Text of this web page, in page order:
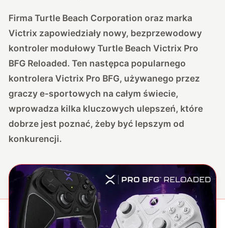
Firma Turtle Beach Corporation oraz marka
Victrix zapowiedziały nowy, bezprzewodowy
kontroler modułowy Turtle Beach Victrix Pro
BFG Reloaded. Ten następca popularnego
kontrolera Victrix Pro BFG, używanego przez
graczy e-sportowych na całym świecie,
wprowadza kilka kluczowych ulepszeń, które
dobrze jest poznać, żeby być lepszym od
konkurencji.